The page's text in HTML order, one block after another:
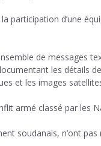
participation d’une
de messages
les détails
et les images
armé classé par les
soudanais, n’ont